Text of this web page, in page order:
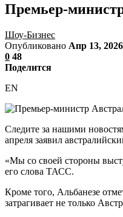
Премьер-
Шоу-Бизнес
Опубликовано Апр 13, 2026
0 48
Поделится
EN
Следите за нашими
апреля заявил
«Мы со своей стороны
его слова ТАСС.
Кроме того, Альбанезе
затрагивает не только